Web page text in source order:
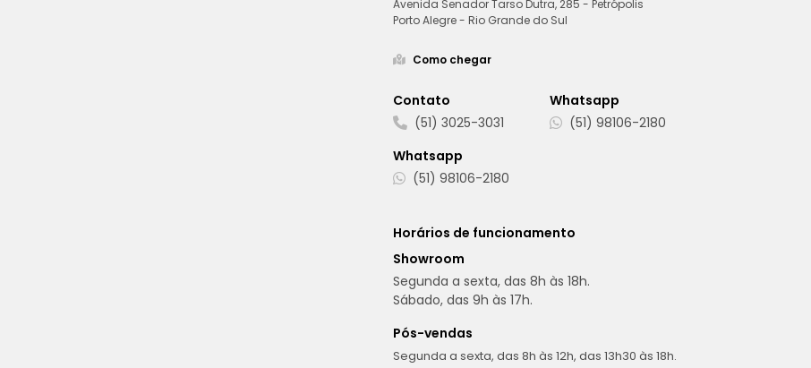
Avenida Senador Tarso Dutra, 285 - Petrópolis
Porto Alegre - Rio Grande do Sul
Como chegar
Contato
(51) 3025-3031
Whatsapp
(51) 98106-2180
Whatsapp
(51) 98106-2180
Horários de funcionamento
Showroom
Segunda a sexta, das 8h às 18h.
Sábado, das 9h às 17h.
Pós-vendas
Segunda a sexta, das 8h às 12h, das 13h30 às 18h.